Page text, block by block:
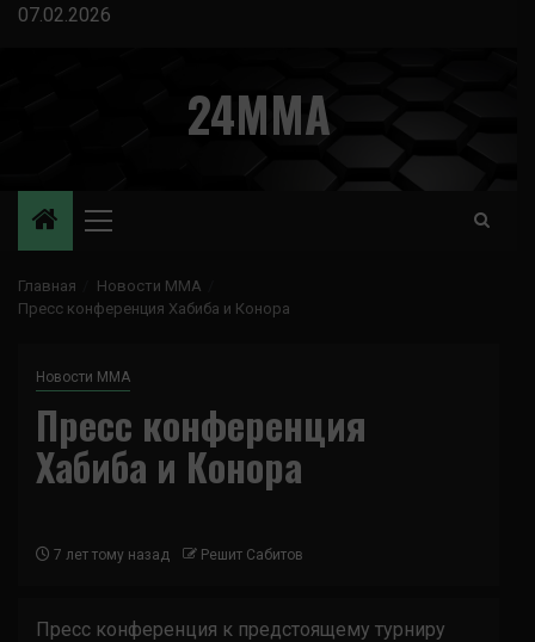
Перейти
07.02.2026
24MMA
Основное
Главная
Новости ММА
Пресс конференция Хабиба и Конора
Новости ММА
Пресс конференция
Хабиба и Конора
7 лет тому назад Решит Сабитов
Пресс конференция к предстоящему турниру